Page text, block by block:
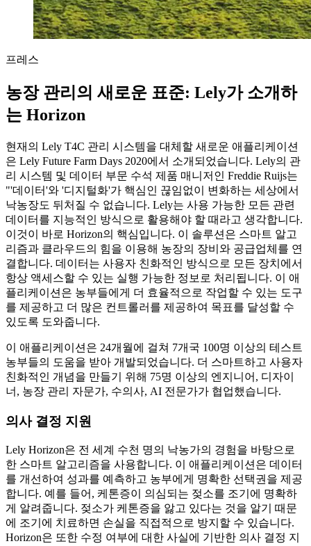
프레스
농장 관리의 새로운 표준: Lely가 소개하
는 Horizon
현재의 Lely T4C 관리 시스템을 대체할 새로운 애플리케이션
은 Lely Future Farm Days 2020에서 소개되었습니다. Lely의 관
리 시스템 및 데이터 부문 수석 제품 매니저인 Freddie Ruijs는
"'데이터'와 '디지털화'가 핵심인 끊임없이 변화하는 세상에서
낙농장도 뒤처질 수 없습니다. Lely는 사용 가능한 모든 관련
데이터를 지능적인 방식으로 활용해야 할 때라고 생각합니다.
이것이 바로 Horizon의 핵심입니다. 이 솔루션은 스마트 알고
리즘과 클라우드의 힘을 이용해 농장의 장비와 공급업체를 연
결합니다. 데이터는 사용자 친화적인 방식으로 모든 장치에서
항상 액세스할 수 있는 실행 가능한 정보로 처리됩니다. 이 애
플리케이션은 농부들에게 더 효율적으로 작업할 수 있는 도구
를 제공하고 더 많은 컨트롤러를 제공하여 목표를 달성할 수
있도록 도와줍니다.
이 애플리케이션은 24개월에 걸쳐 7개국 100명 이상의 테스트
농부들의 도움을 받아 개발되었습니다. 더 스마트하고 사용자
친화적인 개념을 만들기 위해 75명 이상의 엔지니어, 디자이
너, 농장 관리 자문가, 수의사, AI 전문가가 협업했습니다.
의사 결정 지원
Lely Horizon은 전 세계 수천 명의 낙농가의 경험을 바탕으로
한 스마트 알고리즘을 사용합니다. 이 애플리케이션은 데이터
를 개선하여 성과를 예측하고 농부에게 명확한 선택권을 제공
합니다. 예를 들어, 케톤증이 의심되는 젖소를 조기에 명확하
게 알려줍니다. 젖소가 케톤증을 앓고 있다는 것을 알기 때문
에 조기에 치료하면 손실을 직접적으로 방지할 수 있습니다.
Horizon은 또한 수정 여부에 대한 사실에 기반한 의사 결정 지